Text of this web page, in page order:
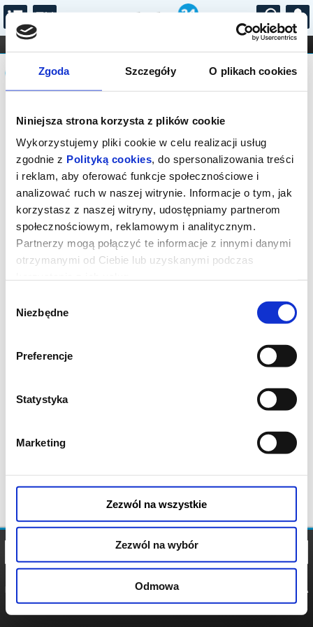
Zgoda Szczegóły O plikach cookies
Niniejsza strona korzysta z plików cookie
Wykorzystujemy pliki cookie w celu realizacji usług
zgodnie z Polityką cookies, do spersonalizowania treści
i reklam, aby oferować funkcje społecznościowe i
analizować ruch w naszej witrynie. Informacje o tym, jak
korzystasz z naszej witryny, udostępniamy partnerom
społecznościowym, reklamowym i analitycznym.
Partnerzy mogą połączyć te informacje z innymi danymi
otrzymanymi od Ciebie lub uzyskanymi podczas
zgody
Niezbędne
Preferencje
Statystyka
Marketing
Zezwól na wszystkie
Zezwól na wybór
Odmowa
...
FILHARMONIA OPERA I BALET
STAND-UP
DLA DZIECI
Komunikat
Sprzedaż biletów on-line na wydarzenie
została zakończona.
POLITYKA
POLITYKA